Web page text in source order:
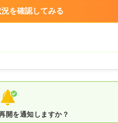
を確認してみる
開を通知しますか？